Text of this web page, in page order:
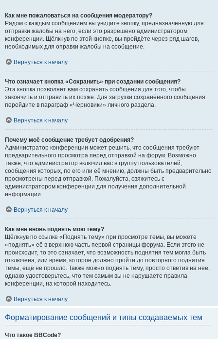
Как мне пожаловаться на сообщения модератору?
Рядом с каждым сообщением вы увидите кнопку, предназначенную для
отправки жалобы на него, если это разрешено администратором
конференции. Щёлкнув по этой кнопке, вы пройдёте через ряд шагов,
необходимых для оправки жалобы на сообщение.
Вернуться к началу
Что означает кнопка «Сохранить» при создании сообщения?
Эта кнопка позволяет вам сохранять сообщения для того, чтобы
закончить и отправить их позже. Для загрузки сохранённого сообщения
перейдите в параграф «Черновики» личного раздела.
Вернуться к началу
Почему моё сообщение требует одобрения?
Администратор конференции может решить, что сообщения требуют
предварительного просмотра перед отправкой на форум. Возможно
также, что администратор включил вас в группу пользователей,
сообщения которых, по его или её мнению, должны быть предварительно
просмотрены перед отправкой. Пожалуйста, свяжитесь с
администратором конференции для получения дополнительной
информации.
Вернуться к началу
Как мне вновь поднять мою тему?
Щёлкнув по ссылке «Поднять тему» при просмотре темы, вы можете
«поднять» её в верхнюю часть первой страницы форума. Если этого не
происходит, то это означает, что возможность поднятия тем могла быть
отключена, или время, которое должно пройти до повторного поднятия
темы, ещё не прошло. Также можно поднять тему, просто ответив на неё,
однако удостоверьтесь, что тем самым вы не нарушаете правила
конференции, на которой находитесь.
Вернуться к началу
Форматирование сообщений и типы создаваемых тем
Что такое BBCode?